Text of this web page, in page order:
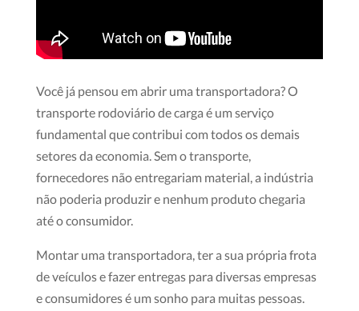
Você já pensou em abrir uma transportadora? O
transporte rodoviário de carga é um serviço
fundamental que contribui com todos os demais
setores da economia. Sem o transporte,
fornecedores não entregariam material, a indústria
não poderia produzir e nenhum produto chegaria
até o consumidor.
Montar uma transportadora, ter a sua própria frota
de veículos e fazer entregas para diversas empresas
e consumidores é um sonho para muitas pessoas.